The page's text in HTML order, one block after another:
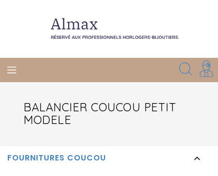
BALANCIER COUCOU PETIT
MODELE
FOURNITURES COUCOU 